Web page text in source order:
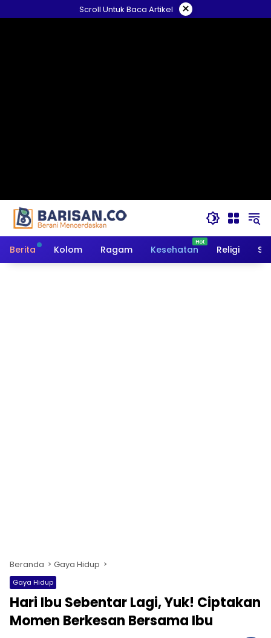
ke
Scroll Untuk Baca Artikel ×
Berita Kolom Ragam Kesehatan Religi
Beranda Gaya Hidup
Gaya Hidup
Hari Ibu Sebentar Lagi, Yuk! Ciptakan
Momen Berkesan Bersama Ibu